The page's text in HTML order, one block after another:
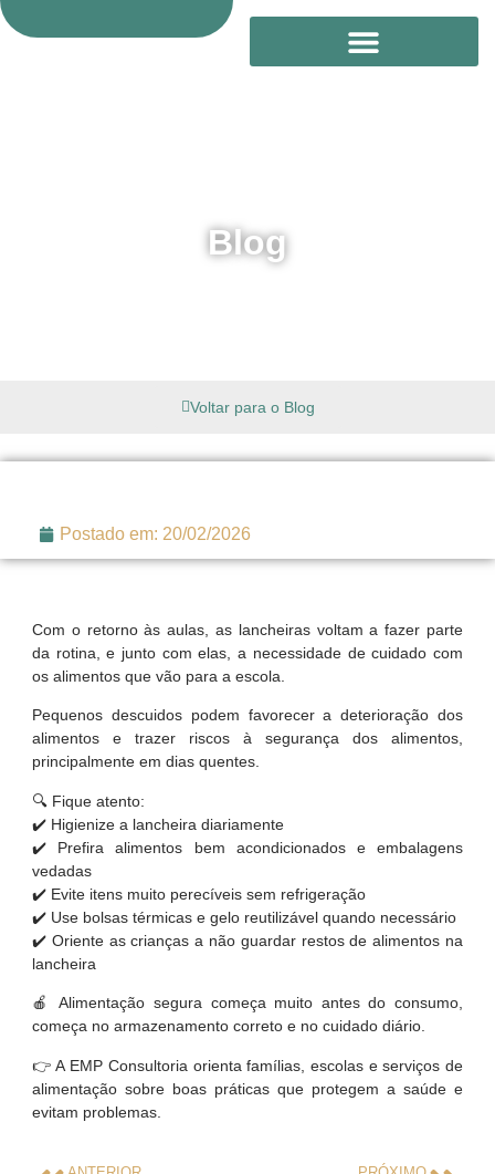
Blog
Voltar para o Blog
Postado em: 20/02/2026
Com o retorno às aulas, as lancheiras voltam a fazer parte
da rotina, e junto com elas, a necessidade de cuidado com
os alimentos que vão para a escola.
Pequenos descuidos podem favorecer a deterioração dos
alimentos e trazer riscos à segurança dos alimentos,
principalmente em dias quentes.
🔍 Fique atento:
✔️ Higienize a lancheira diariamente
✔️ Prefira alimentos bem acondicionados e embalagens
vedadas
✔️ Evite itens muito perecíveis sem refrigeração
✔️ Use bolsas térmicas e gelo reutilizável quando necessário
✔️ Oriente as crianças a não guardar restos de alimentos na
lancheira
🍎 Alimentação segura começa muito antes do consumo,
começa no armazenamento correto e no cuidado diário.
👉 A EMP Consultoria orienta famílias, escolas e serviços de
alimentação sobre boas práticas que protegem a saúde e
evitam problemas.